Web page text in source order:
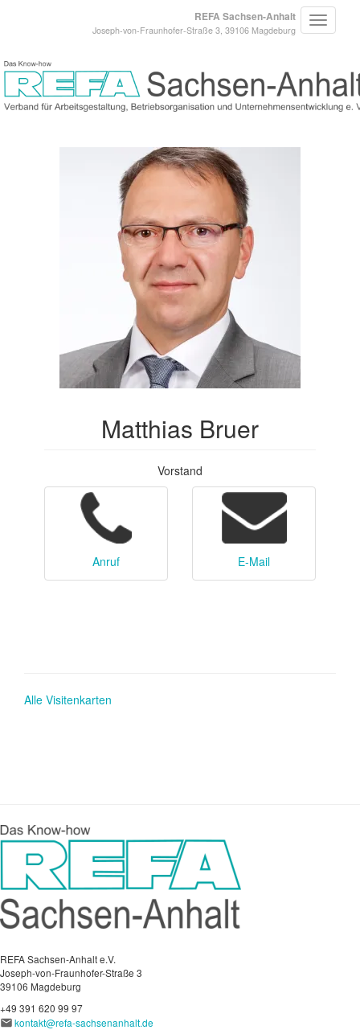
REFA Sachsen-Anhalt
Joseph-von-Fraunhofer-Straße 3, 39106 Magdeburg
Matthias Bruer
Vorstand
Anruf E-Mail
Alle Visitenkarten
REFA Sachsen-Anhalt e.V.
Joseph-von-Fraunhofer-Straße 3
39106 Magdeburg
+49 391 620 99 97
kontakt@refa-sachsenanhalt.de